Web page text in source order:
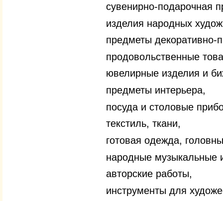
сувенирно-подарочная
изделия народных
предметы декоративно-
продовольственные
ювелирные изделия и
предметы интерьера,
посуда и столовые
текстиль, ткани,
готовая одежда,
народные музыкальные
авторские работы,
инструменты для